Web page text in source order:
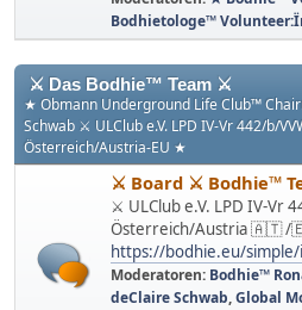
Bodhietologe™
⚔ Das Bodhie™ Team ⚔
★ Obmann Underground Life Club™
Schwab ⚔ ULClub e.V. LPD IV-Vr 442/b/
Österreich/Austria-EU ★
⚔ Board ⚔ Bodhie™
⚔ ULClub e.V. LPD IV-Vr
Österreich/Austria 🇦🇹 /
https://bodhie.eu/
Moderatoren: Bodhie™
deClaire Schwab,Global